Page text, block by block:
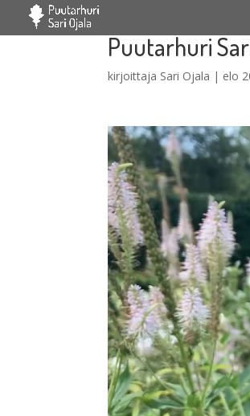
Puutarhuri
kirjoittaja Sari Ojala | elo
Videotoistin